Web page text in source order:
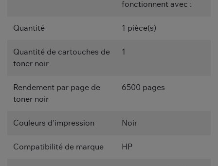
fonctionnent avec :
Quantité 1 pièce(s)
Quantité de cartouches de
toner noir
1
Rendement par page de
toner noir
6500 pages
Couleurs d'impression Noir
Compatibilité de marque HP